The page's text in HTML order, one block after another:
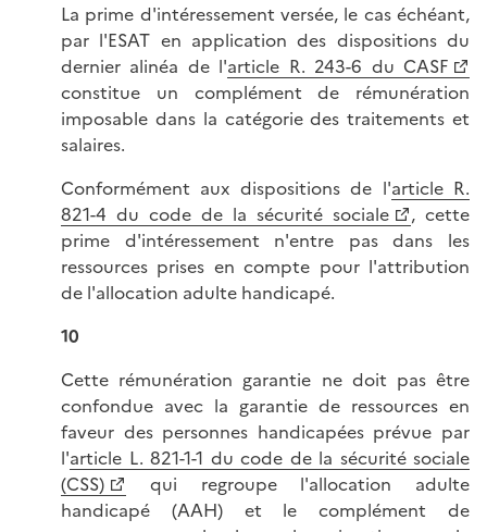
La prime d'intéressement versée, le cas échéant,
par l'ESAT en application des dispositions du
dernier alinéa de l'article R. 243-6 du CASF
constitue un complément de rémunération
imposable dans la catégorie des traitements et
salaires.
Conformément aux dispositions de l'article R.
821-4 du code de la sécurité sociale
, cette
prime d'intéressement n'entre pas dans les
ressources prises en compte pour l'attribution
de l'allocation adulte handicapé.
10
Cette rémunération garantie ne doit pas être
confondue avec la garantie de ressources en
faveur des personnes handicapées prévue par
l'article L. 821-1-1 du code de la sécurité sociale
(CSS)
qui regroupe l'allocation adulte
handicapé (AAH) et le complément de